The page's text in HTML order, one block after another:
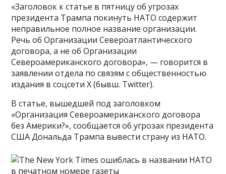
«Заголовок к статье в пятницу об угрозах
президента Трампа покинуть НАТО содержит
неправильное полное название организации.
Речь об Организации Североатлантического
договора, а не об Организации
Североамериканского договора», — говорится в
заявлении отдела по связям с общественностью
издания в соцсети Х (бывш. Twitter).
В статье, вышедшей под заголовком
«Организация Североамериканского договора
без Америки?», сообщается об угрозах президента
США Дональда Трампа вывести страну из НАТО.